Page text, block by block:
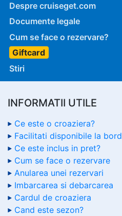
Despre cruiseget.com
Documente legale
Cum se face o rezervare?
Giftcard
Stiri
INFORMATII UTILE
Ce este o croaziera?
Facilitati disponibile la bord
Ce este inclus in pret?
Cum se face o rezervare
Anularea unei rezervari
Imbarcarea si debarcarea
Cardul de croaziera
Cand este sezon?